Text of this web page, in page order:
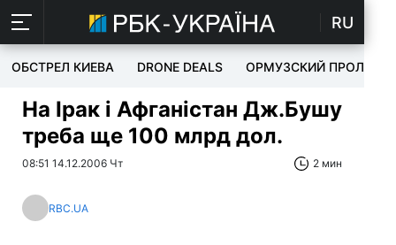
RU
ОБСТРЕЛ КИЕВА DRONE DEALS ОРМУЗСКИЙ ПРОЛИВ
На Ірак і Афганістан Дж.Бушу
треба ще 100 млрд дол.
08:51 14.12.2006 Чт 2 мин
RBC.UA